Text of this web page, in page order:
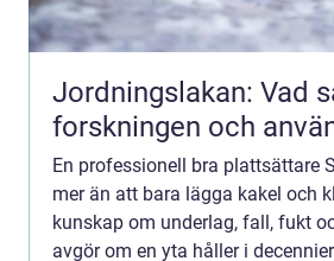
Jordningslakan: Vad säger
forskningen och
En professionell bra plattsättare
mer än att bara lägga kakel och
kunskap om underlag, fall, fukt
avgör om en yta håller i